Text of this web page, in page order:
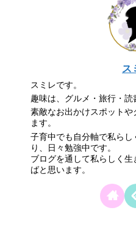
ス
スミレです。
趣味は、グルメ・旅行・読
素敵なお出かけスポット
ます。
子育中でも自分軸で私ら
り、日々勉強中です。
ブログを通して私らしく
ばと思います。